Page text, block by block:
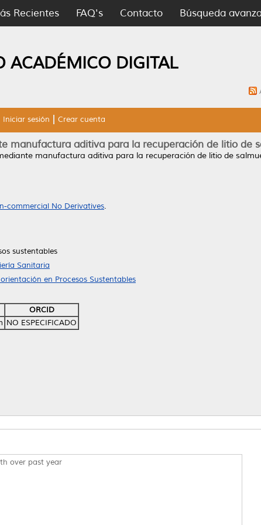
Recientes FAQ's Contacto Búsqueda
ACADÉMICO DIGITAL
Iniciar sesión Crear cuenta
manufactura aditiva para la recuperación de litio de
manufactura aditiva para la recuperación de litio de
commercial No Derivatives.
sustentables
Sanitaria
en Procesos Sustentables
ORCID
NO ESPECIFICADO
over past year